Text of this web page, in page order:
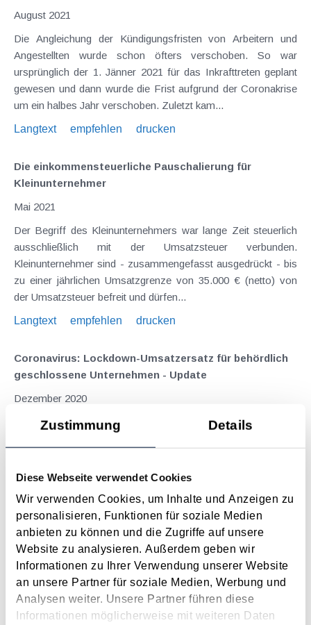
Zustimmung Details
Diese Webseite verwendet Cookies
Wir verwenden Cookies, um Inhalte und Anzeigen zu
personalisieren, Funktionen für soziale Medien
anbieten zu können und die Zugriffe auf unsere
Website zu analysieren. Außerdem geben wir
Informationen zu Ihrer Verwendung unserer Website
an unsere Partner für soziale Medien, Werbung und
Analysen weiter. Unsere Partner führen diese
Informationen möglicherweise mit weiteren Daten
August 2021
Die Angleichung der Kündigungsfristen von Arbeitern und
Angestellten wurde schon öfters verschoben. So war
ursprünglich der 1. Jänner 2021 für das Inkrafttreten geplant
gewesen und dann wurde die Frist aufgrund der Coronakrise
um ein halbes Jahr verschoben. Zuletzt kam...
Langtext
empfehlen drucken
Die einkommensteuerliche Pauschalierung für
Kleinunternehmer
Mai 2021
Der Begriff des Kleinunternehmers war lange Zeit steuerlich
ausschließlich mit der Umsatzsteuer verbunden.
Kleinunternehmer sind - zusammengefasst ausgedrückt - bis
zu einer jährlichen Umsatzgrenze von 35.000 € (netto) von
der Umsatzsteuer befreit und dürfen...
Langtext
empfehlen drucken
Coronavirus: Lockdown-Umsatzersatz für behördlich
geschlossene Unternehmen - Update
Dezember 2020
Für den Zeitraum der angeordneten Schließung und somit
die auf staatliche Anordnung geschlossen bzw. eingeschränkt
Langtext
empfehlen drucken
Koste es, was es wolle - weitere Maßnahmen gegen
die Corona-Krise geplant (Konjunkturstärkungsgesetz
2020)
Juli 2020